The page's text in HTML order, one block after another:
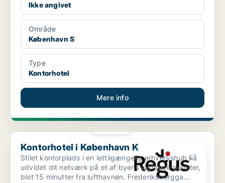
Ikke angivet
Område
København S
Type
Kontorhotel
Mere info
Kontorhotel i København K
Kontorhotel i København K
Stilet kontorplads i en lettilgængelig erhvervshub Få
udvidet dit netværk på et af byens vigtigste punkter,
blot 15 minutter fra lufthavnen. Frederiksborgga...